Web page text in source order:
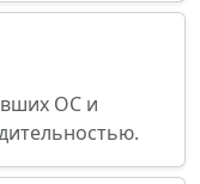
ОС и